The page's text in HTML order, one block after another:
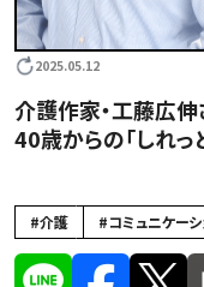
2025.05.12
介護作家・工藤広伸
40歳からの「しれっ
#介護 #コミュニケー